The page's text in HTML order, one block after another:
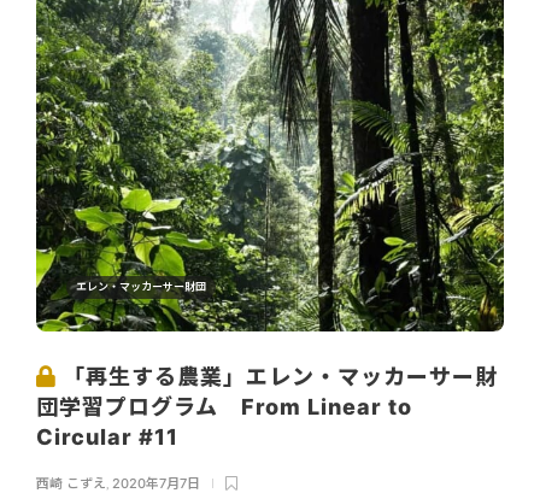
エレン・マッカーサー財団
「再生する農業」エレン・マッカーサー財
団学習プログラム From Linear to
Circular #11
西崎 こずえ, 2020年7月7日